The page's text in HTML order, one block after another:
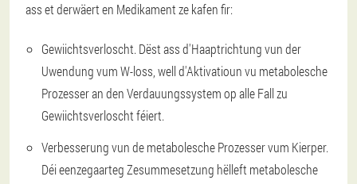
ass et derwäert en Medikament ze kafen fir:
Gewiichtsverloscht. Dëst ass d'Haaptrichtung vun der
Uwendung vum W-loss, well d'Aktivatioun vu metabolesche
Prozesser an den Verdauungssystem op alle Fall zu
Gewiichtsverloscht féiert.
Verbesserung vun de metabolesche Prozesser vum Kierper.
Déi eenzegaarteg Zesummesetzung hëlleft metabolesche